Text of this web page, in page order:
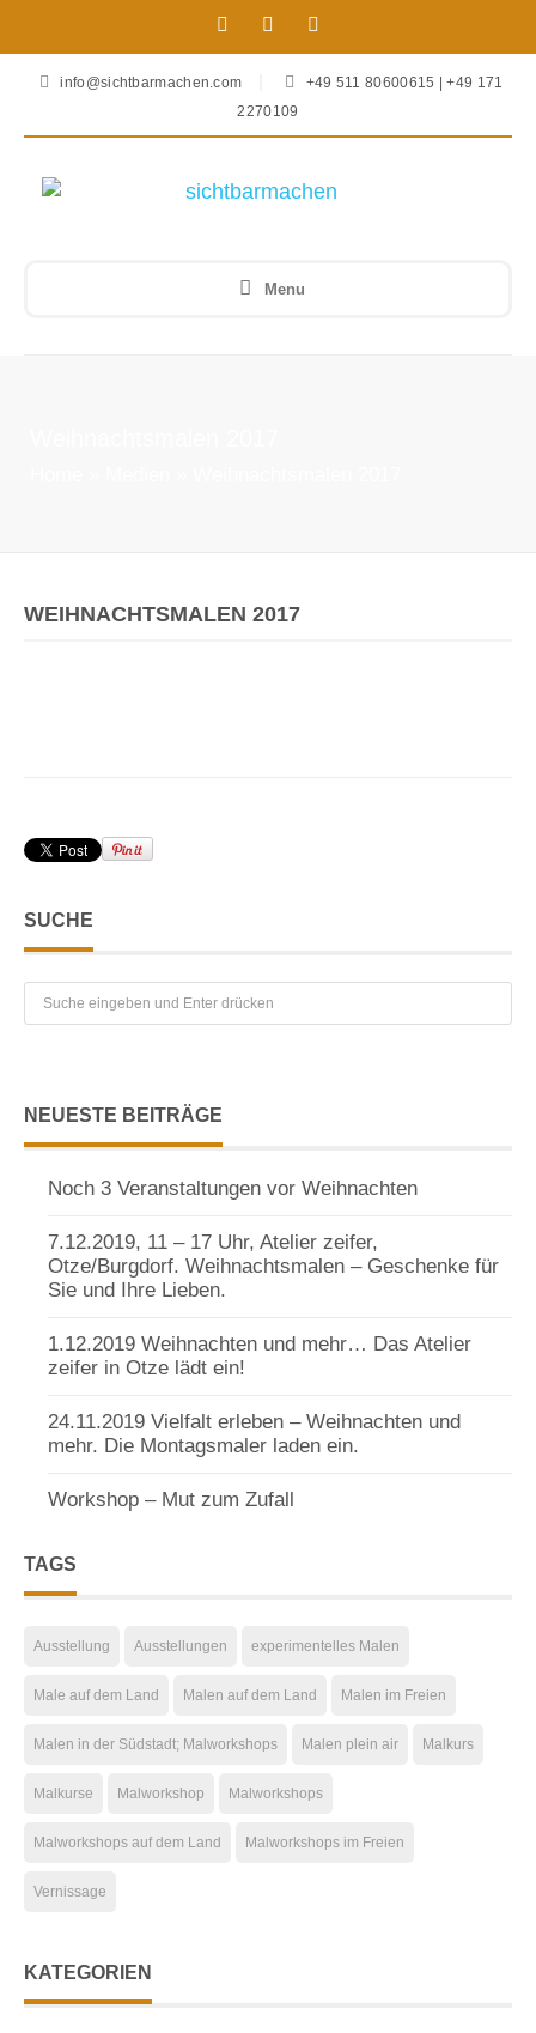
info@sichtbarmachen.com
+49 511 80600615 | +49 171
2270109
Menu
WEIHNACHTSMALEN 2017
SUCHE
NEUESTE BEITRÄGE
Noch 3 Veranstaltungen vor Weihnachten
7.12.2019, 11 – 17 Uhr, Atelier zeifer,
Otze/Burgdorf. Weihnachtsmalen – Geschenke für
Sie und Ihre Lieben.
1.12.2019 Weihnachten und mehr… Das Atelier
zeifer in Otze lädt ein!
24.11.2019 Vielfalt erleben – Weihnachten und
mehr. Die Montagsmaler laden ein.
Workshop – Mut zum Zufall
TAGS
Ausstellung Ausstellungen experimentelles Malen
Male auf dem Land Malen auf dem Land Malen im Freien
Malen in der Südstadt; Malworkshops Malen plein air Malkurs
Malkurse Malworkshop Malworkshops
Malworkshops auf dem Land Malworkshops im Freien
Vernissage
KATEGORIEN